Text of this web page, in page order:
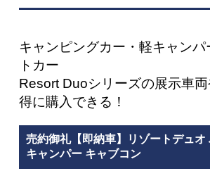
キャンピングカー・軽キャンパ
トカー
Resort Duoシリーズの展示車
得に購入できる！
売約御礼【即納車】リゾートデュオ
キャンパー キャブコン